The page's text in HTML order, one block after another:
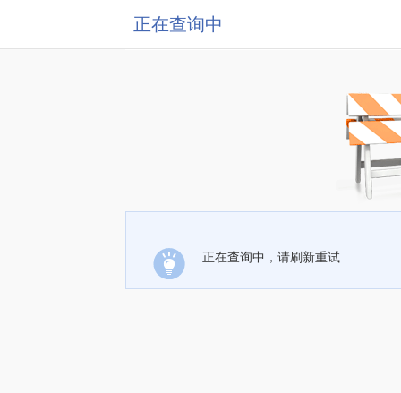
正在查询中
正在查询中，请刷新重试